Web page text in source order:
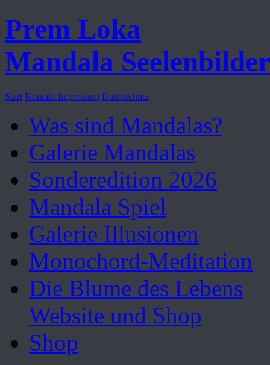
Prem Loka
Mandala Seelenbilder
Start Kontakt Impressum Datenschutz
Was sind Mandalas?
Galerie Mandalas
Sonderedition 2026
Mandala Spiel
Galerie Illusionen
Monochord-Meditation
Die Blume des Lebens
Website und Shop
Shop